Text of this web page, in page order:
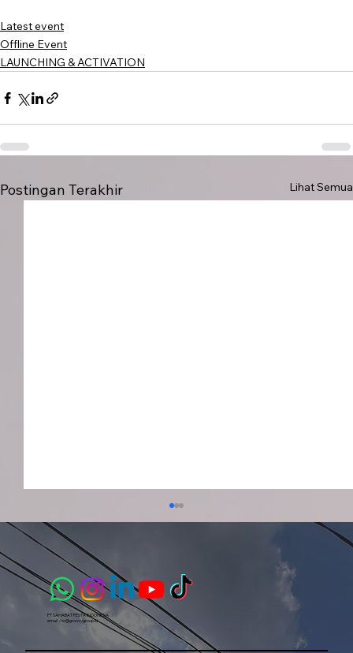
Latest event
Offline Event
LAUNCHING & ACTIVATION
Postingan Terakhir Lihat Semua
PT SAHABAT PESTA INDONESIA​
email :ho@groovygroup.id